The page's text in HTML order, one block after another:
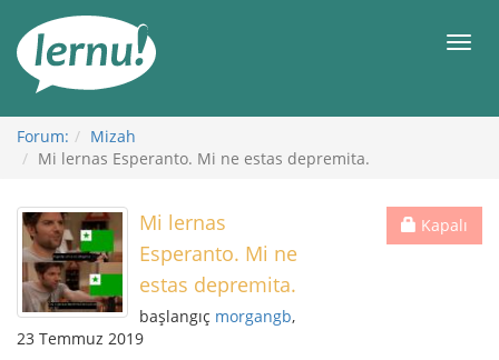
Görüntüleme
Forum:
Mizah
Mi lernas Esperanto. Mi ne estas depremita.
Kapalı
Mi lernas
Esperanto. Mi ne
estas depremita.
başlangıç morgangb,
23 Temmuz 2019